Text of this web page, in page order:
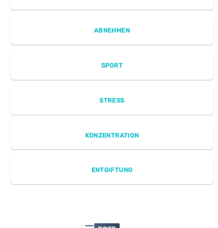
ABNEHMEN
SPORT
STRESS
KONZENTRATION
ENTGIFTUNG